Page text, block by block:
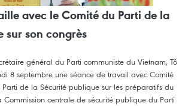
avec le Comité du Parti de la
sur son congrès
général du Parti communiste du Vietnam, Tô
8 septembre une séance de travail avec Comité
de la Sécurité publique sur les préparatifs du
centrale de sécurité publique du Parti